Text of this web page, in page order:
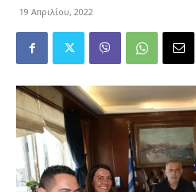
19 Απριλίου, 2022